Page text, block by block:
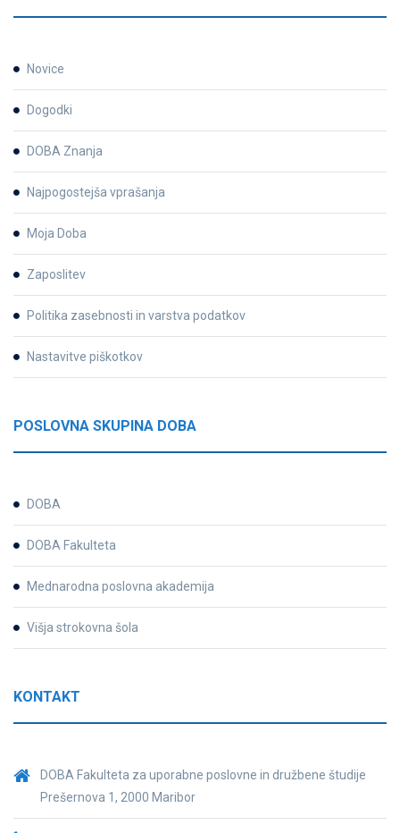
Novice
Dogodki
DOBA Znanja
Najpogostejša vprašanja
Moja Doba
Zaposlitev
Politika zasebnosti in varstva podatkov
Nastavitve piškotkov
POSLOVNA SKUPINA DOBA
DOBA
DOBA Fakulteta
Mednarodna poslovna akademija
Višja strokovna šola
KONTAKT
DOBA Fakulteta za uporabne poslovne in družbene študije
Prešernova 1, 2000 Maribor